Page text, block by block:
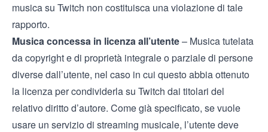
musica su Twitch non costituisca una violazione di tale
rapporto.
Musica concessa in licenza all’utente– Musica tutelata
da copyright e di proprietà integrale o parziale di persone
diverse dall’utente, nel caso in cui questo abbia ottenuto
la licenza per condividerla su Twitch dai titolari del
relativo diritto d’autore. Come già specificato, se vuole
usare un servizio di streaming musicale, l’utente deve